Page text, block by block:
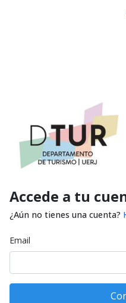
Accede a tu
¿Aún no tienes una cuenta?
Email